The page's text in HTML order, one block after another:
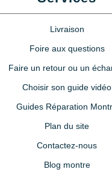
Livraison
Foire aux questions
Faire un retour ou un
Choisir son guide vidéo
Guides Réparation
Plan du site
Contactez-nous
Blog montre